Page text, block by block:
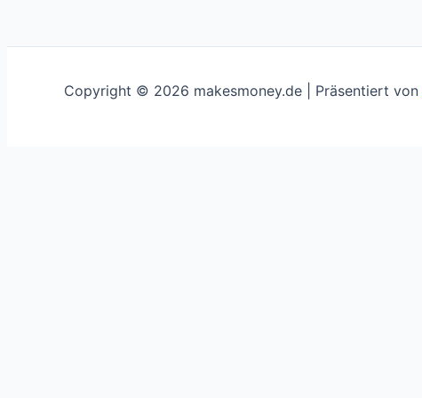
Copyright © 2026 makesmoney.de | Präsentiert von